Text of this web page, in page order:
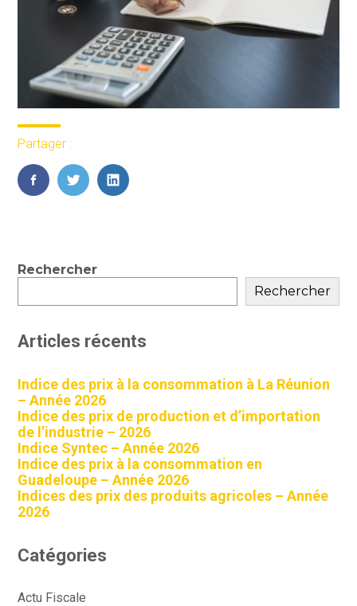
Partager :
FaceBook
TwitterLinkedIn
Blog
Rechercher
Rechercher
Articles récents
Indice des prix à la consommation à La Réunion
– Année 2026
Indice des prix de production et d’importation
de l’industrie – 2026
Indice Syntec – Année 2026
Indice des prix à la consommation en
Guadeloupe – Année 2026
Indices des prix des produits agricoles – Année
2026
Catégories
Actu Fiscale